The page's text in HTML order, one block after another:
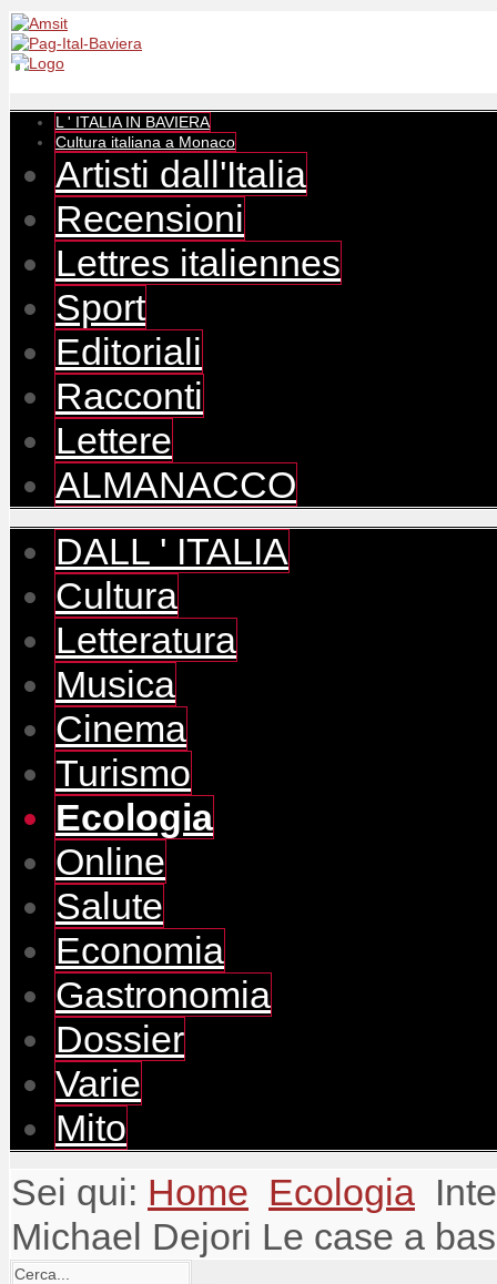
L ' ITALIA IN BAVIERA
Cultura italiana a Monaco
Artisti dall'Italia
Recensioni
Lettres italiennes
Sport
Editoriali
Racconti
Lettere
ALMANACCO
DALL ' ITALIA
Cultura
Letteratura
Musica
Cinema
Turismo
Ecologia
Online
Salute
Economia
Gastronomia
Dossier
Varie
Mito
Sei qui: Home Ecologia
Michael Dejori Le case a
Cerca...